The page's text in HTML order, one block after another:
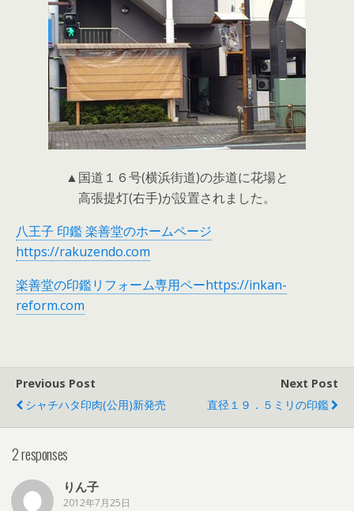
▲国道１６号(横浜街道)の歩道に花場と
高張提灯(右手)が設置されました。
八王子 印鑑 楽善堂のホームページ
https://rakuzendo.com
楽善堂の印鑑リフォーム専用ペーhttps://inkan-
reform.com
Previous Post
シャチハタ印肉(公用)新発売
Next Post
直径１９．５ミリの印鑑
2 responses
りん子
2012年7月25日